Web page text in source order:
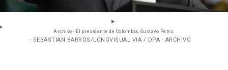
Archivo - El presidente de Colombia, Gustavo Petro.
- SEBASTIAN BARROS/LONGVISUAL VIA / DPA - ARCHIVO